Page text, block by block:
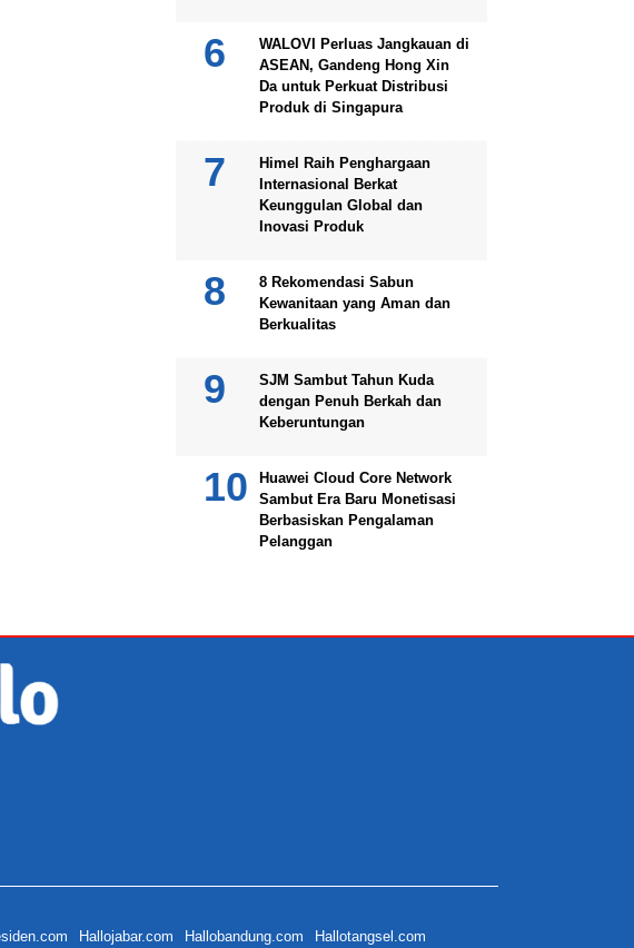
WALOVI Perluas Jangkauan di
ASEAN, Gandeng Hong Xin
Da untuk Perkuat Distribusi
Produk di Singapura
Himel Raih Penghargaan
Internasional Berkat
Keunggulan Global dan
Inovasi Produk
8 Rekomendasi Sabun
Kewanitaan yang Aman dan
Berkualitas
SJM Sambut Tahun Kuda
dengan Penuh Berkah dan
Keberuntungan
Huawei Cloud Core Network
Sambut Era Baru Monetisasi
Berbasiskan Pengalaman
Pelanggan
Hallojabar.com Hallobandung.com Hallotangsel.com